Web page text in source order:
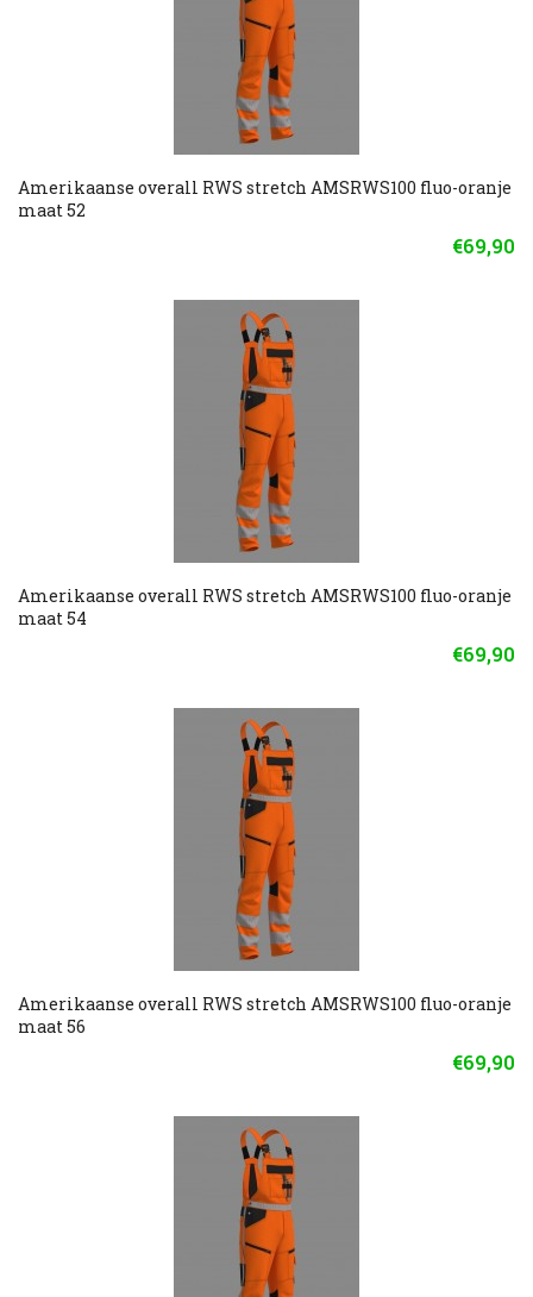
Amerikaanse overall RWS stretch AMSRWS100 fluo-oranje
maat 52
€69,90
Amerikaanse overall RWS stretch AMSRWS100 fluo-oranje
maat 54
€69,90
Amerikaanse overall RWS stretch AMSRWS100 fluo-oranje
maat 56
€69,90